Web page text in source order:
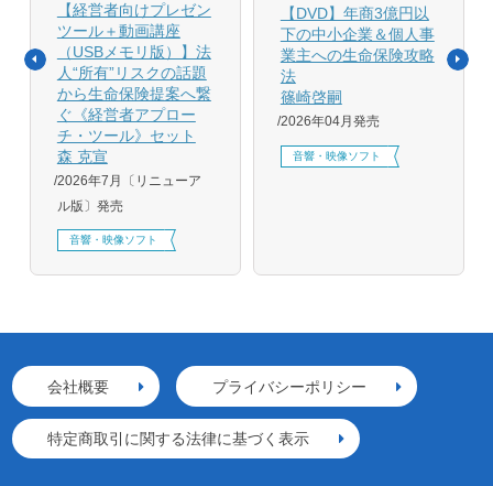
【経営者向けプレゼン
ツール＋動画講座
（USBメモリ版）】法
人“所有”リスクの話題
から生命保険提案へ繋
ぐ《経営者アプロー
チ・ツール》セット
森 克宣
2026年7月〔リニューア
ル版〕発売
音響・映像ソフト
【DVD】年商3億円以
下の中小企業＆個人事
業主への生命保険攻略
法
篠崎啓嗣
2026年04月発売
音響・映像ソフト
会社概要 プライバシーポリシー
特定商取引に関する法律に基づく表示